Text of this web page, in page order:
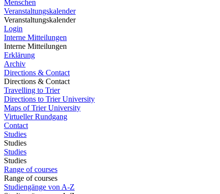
Menschen
Veranstaltungskalender
Veranstaltungskalender
Login
Interne Mitteilungen
Interne Mitteilungen
Erklärung
Archiv
Directions & Contact
Directions & Contact
Travelling to Trier
Directions to Trier University
Maps of Trier University
Virtueller Rundgang
Contact
Studies
Studies
Studies
Studies
Range of courses
Range of courses
Studiengänge von A-Z